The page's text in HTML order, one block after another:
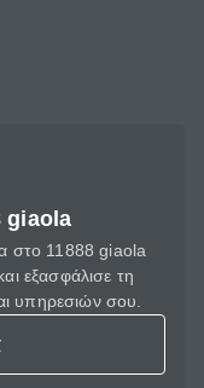
giaola
στο 11888 giaola
εξασφάλισε τη
υπηρεσιών σου.